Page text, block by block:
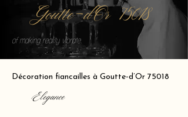
Goutte-d’Or 75018
of making reality vibrate.
Décoration fiancailles à Goutte-d’Or 75018
Elegance